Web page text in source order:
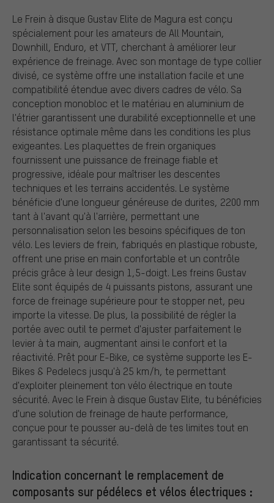
Le Frein à disque Gustav Elite de Magura est conçu
spécialement pour les amateurs de All Mountain,
Downhill, Enduro, et VTT, cherchant à améliorer leur
expérience de freinage. Avec son montage de type collier
divisé, ce système offre une installation facile et une
compatibilité étendue avec divers cadres de vélo. Sa
conception monobloc et le matériau en aluminium de
l'étrier garantissent une durabilité exceptionnelle et une
résistance optimale même dans les conditions les plus
exigeantes. Les plaquettes de frein organiques
fournissent une puissance de freinage fiable et
progressive, idéale pour maîtriser les descentes
techniques et les terrains accidentés. Le système
bénéficie d'une longueur généreuse de durites, 2200 mm
tant à l'avant qu'à l'arrière, permettant une
personnalisation selon les besoins spécifiques de ton
vélo. Les leviers de frein, fabriqués en plastique robuste,
offrent une prise en main confortable et un contrôle
précis grâce à leur design 1,5-doigt. Les freins Gustav
Elite sont équipés de 4 puissants pistons, assurant une
force de freinage supérieure pour te stopper net, peu
importe la vitesse. De plus, la possibilité de régler la
portée avec outil te permet d'ajuster parfaitement le
levier à ta main, augmentant ainsi le confort et la
réactivité. Prêt pour E-Bike, ce système supporte les E-
Bikes & Pedelecs jusqu'à 25 km/h, te permettant
d'exploiter pleinement ton vélo électrique en toute
sécurité. Avec le Frein à disque Gustav Elite, tu bénéficies
d'une solution de freinage de haute performance,
conçue pour te pousser au-delà de tes limites tout en
garantissant ta sécurité.
Indication concernant le remplacement de
composants sur pédélecs et vélos électriques :